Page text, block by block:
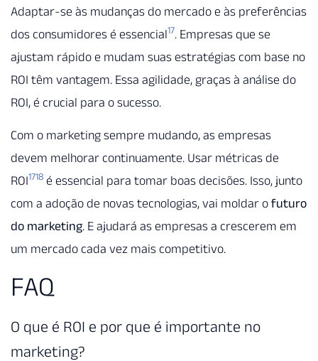
Adaptar-se às mudanças do mercado e às preferências
dos consumidores é essencial17. Empresas que se
ajustam rápido e mudam suas estratégias com base no
ROI têm vantagem. Essa agilidade, graças à análise do
ROI, é crucial para o sucesso.
Com o marketing sempre mudando, as empresas
devem melhorar continuamente. Usar métricas de
ROI1718 é essencial para tomar boas decisões. Isso, junto
com a adoção de novas tecnologias, vai moldar o futuro
do marketing. E ajudará as empresas a crescerem em
um mercado cada vez mais competitivo.
FAQ
O que é ROI e por que é importante no
marketing?